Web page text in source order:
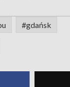
#gdańsk